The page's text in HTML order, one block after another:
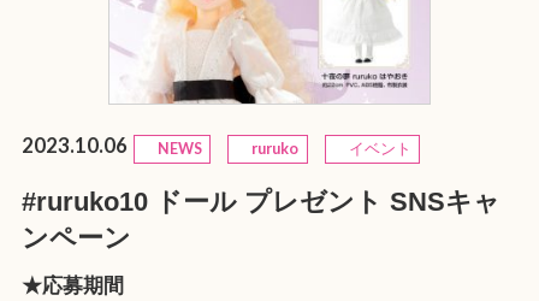
2023.10.06 NEWS ruruko イベント
#ruruko10 ドール プレゼント SNSキャ
ンペーン
★応募期間